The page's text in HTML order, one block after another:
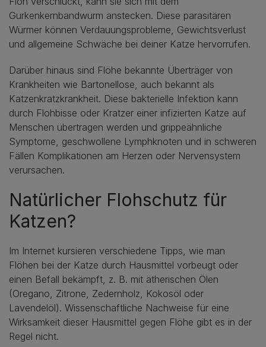
Gurkenkernbandwurm anstecken. Diese parasitären
Würmer können Verdauungsprobleme, Gewichtsverlust
und allgemeine Schwäche bei deiner Katze hervorrufen.
Darüber hinaus sind Flöhe bekannte Überträger von
Krankheiten wie Bartonellose, auch bekannt als
Katzenkratzkrankheit. Diese bakterielle Infektion kann
durch Flohbisse oder Kratzer einer infizierten Katze auf
Menschen übertragen werden und grippeähnliche
Symptome, geschwollene Lymphknoten und in schweren
Fällen Komplikationen am Herzen oder Nervensystem
verursachen.
Natürlicher Flohschutz für
Katzen?
Im Internet kursieren verschiedene Tipps, wie man
Flöhen bei der Katze durch Hausmittel vorbeugt oder
einen Befall bekämpft, z. B. mit ätherischen Ölen
(Oregano, Zitrone, Zedernholz, Kokosöl oder
Lavendelöl). Wissenschaftliche Nachweise für eine
Wirksamkeit dieser Hausmittel gegen Flöhe gibt es in der
Regel nicht.